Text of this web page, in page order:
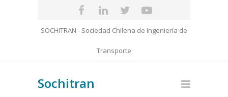
SOCHITRAN - Sociedad Chilena de Ingeniería de
Transporte
Sochitran